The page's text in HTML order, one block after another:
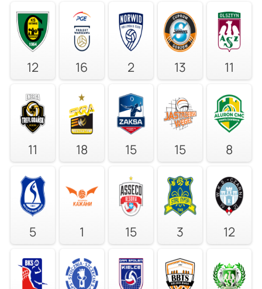
12 16 2 13 11
11 18 15 15 8
5 1 15 3 12